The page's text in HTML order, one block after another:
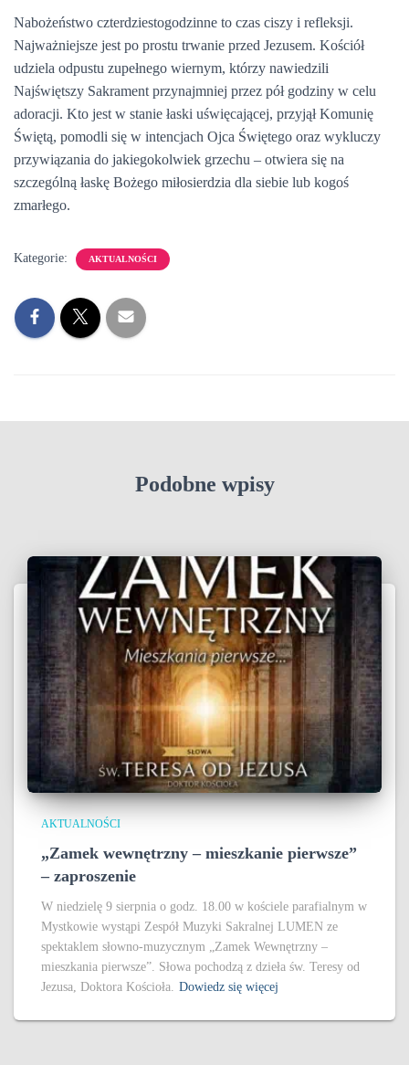
Nabożeństwo czterdziestogodzinne to czas ciszy i refleksji.
Najważniejsze jest po prostu trwanie przed Jezusem. Kościół
udziela odpustu zupełnego wiernym, którzy nawiedzili
Najświętszy Sakrament przynajmniej przez pół godziny w celu
adoracji. Kto jest w stanie łaski uświęcającej, przyjął Komunię
Świętą, pomodli się w intencjach Ojca Świętego oraz wykluczy
przywiązania do jakiegokolwiek grzechu – otwiera się na
szczególną łaskę Bożego miłosierdzia dla siebie lub kogoś
zmarłego.
Kategorie: AKTUALNOŚCI
Podobne wpisy
AKTUALNOŚCI
„Zamek wewnętrzny – mieszkanie pierwsze”
– zaproszenie
W niedzielę 9 sierpnia o godz. 18.00 w kościele parafialnym w
Mystkowie wystąpi Zespół Muzyki Sakralnej LUMEN ze
spektaklem słowno-muzycznym „Zamek Wewnętrzny –
mieszkania pierwsze”. Słowa pochodzą z dzieła św. Teresy od
Jezusa, Doktora Kościoła.
Dowiedz się więcej